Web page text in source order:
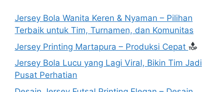
Jersey Bola Wanita Keren & Nyaman – Pilihan
Terbaik untuk Tim, Turnamen, dan Komunitas
Jersey Printing Martapura – Produksi Cepat
Jersey Bola Lucu yang Lagi Viral, Bikin Tim Jadi
Pusat Perhatian